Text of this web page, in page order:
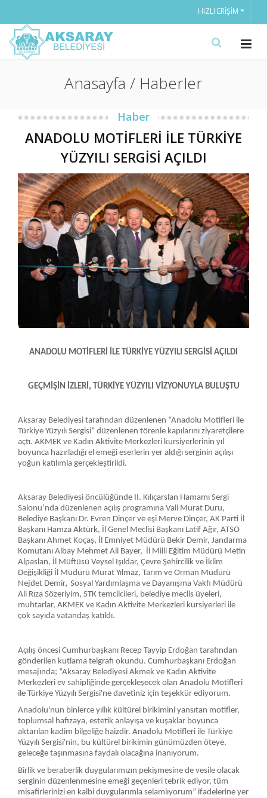
HIZLI ERIŞIM
Anasayfa / Haberler
Haber
ANADOLU MOTİFLERİ İLE TÜRKİYE
YÜZYILI SERGİSİ AÇILDI
ANADOLU MOTİFLERİ İLE TÜRKİYE YÜZYILI SERGİSİ AÇILDI
GEÇMİŞİN İZLERİ, TÜRKİYE YÜZYILI VİZYONUYLA BULUŞTU
Aksaray Belediyesi tarafından düzenlenen “Anadolu Motifleri ile
Türkiye Yüzyılı Sergisi” düzenlenen törenle kapılarını ziyaretçilere
açtı. AKMEK ve Kadın Aktivite Merkezleri kursiyerlerinin yıl
boyunca hazırladığı el emeği eserlerin yer aldığı serginin açılışı
yoğun katılımla gerçekleştirildi.
Aksaray Belediyesi öncülüğünde II. Kılıçarslan Hamamı Sergi
Salonu’nda düzenlenen açılış programına Vali Murat Duru,
Belediye Başkanı Dr. Evren Dinçer ve eşi Merve Dinçer, AK Parti İl
Başkanı Hamza Aktürk, İl Genel Meclisi Başkanı Latif Ağır, ATSO
Başkanı Ahmet Koçaş, İl Emniyet Müdürü Bekir Demir, Jandarma
Komutanı Albay Mehmet Ali Bayer, İl Milli Eğitim Müdürü Metin
Alpaslan, İl Müftüsü Veysel Işıldar, Çevre Şehircilik ve İklim
Değişikliği İl Müdürü Murat Yılmaz, Tarım ve Orman Müdürü
Nejdet Demir, Sosyal Yardımlaşma ve Dayanışma Vakfı Müdürü
Ali Rıza Sözeriyim, STK temcilcileri, belediye meclis üyeleri,
muhtarlar, AKMEK ve Kadın Aktivite Merkezleri kursiyerleri ile
çok sayıda vatandaş katıldı.
Açılış öncesi Cumhurbaşkanı Recep Tayyip Erdoğan tarafından
gönderilen kutlama telgrafı okundu. Cumhurbaşkanı Erdoğan
mesajında; “Aksaray Belediyesi Akmek ve Kadın Aktivite
Merkezleri ev sahipliğinde gerçekleşecek olan Anadolu Motifleri
ile Türkiye Yüzyılı Sergisi'ne davetiniz için teşekkür ediyorum.
Anadolu'nun binlerce yıllık kültürel birikimini yansıtan motifler,
toplumsal hafızaya, estetik anlayışa ve kuşaklar boyunca
aktarılan kadim bilgeliğe haizdir. Anadolu Motifleri ile Türkiye
Yüzyılı Sergisi'nin, bu kültürel birikimin günümüzden öteye,
geleceğe taşınmasına faydalı olacağına inanıyorum.
Birlik ve beraberlik duygularımızın pekişmesine de vesile olacak
serginin düzenlenmesine emeği geçenleri tebrik ediyor, tüm
misafirlerinizi en kalbi duygularımla selamlıyorum” ifadelerine yer